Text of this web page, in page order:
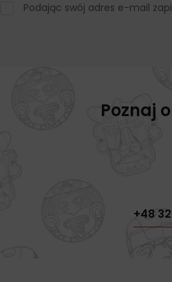
Podając swój adres e-mail
Poznaj
+48